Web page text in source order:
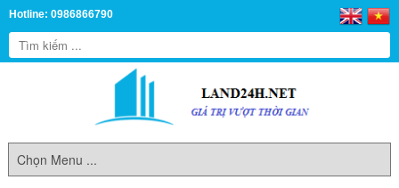
Hotline: 0986866790